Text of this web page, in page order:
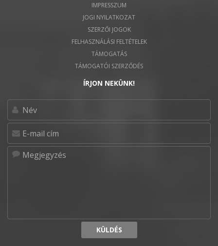
IMPRESSZUM
JOGI NYILATKOZAT
SZERZŐI JOGOK
FELHASZNÁLÁSI FELTÉTELEK
TÁMOGATÁS
TÁMOGATÓI SZERZŐDÉS
ÍRJON NEKÜNK!
KÜLDÉS